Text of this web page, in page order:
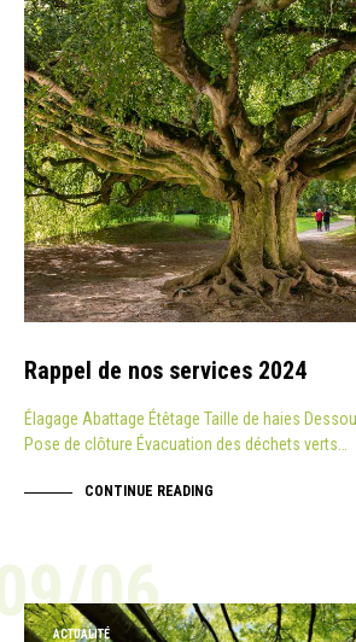
Rappel de nos services 2024
Élagage Abattage Étêtage Taille de haies
Pose de clôture Évacuation des déchets verts…
CONTINUE READING
06
ACTUALITÉ